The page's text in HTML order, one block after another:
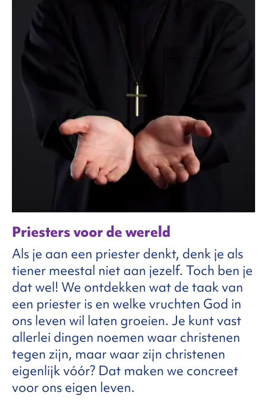
Priesters voor de wereld
Als je aan een priester denkt, denk je als
tiener meestal niet aan jezelf. Toch ben je
dat wel! We ontdekken wat de taak van
een priester is en welke vruchten God in
ons leven wil laten groeien. Je kunt vast
allerlei dingen noemen waar christenen
tegen zijn, maar waar zijn christenen
eigenlijk vóór? Dat maken we concreet
voor ons eigen leven.